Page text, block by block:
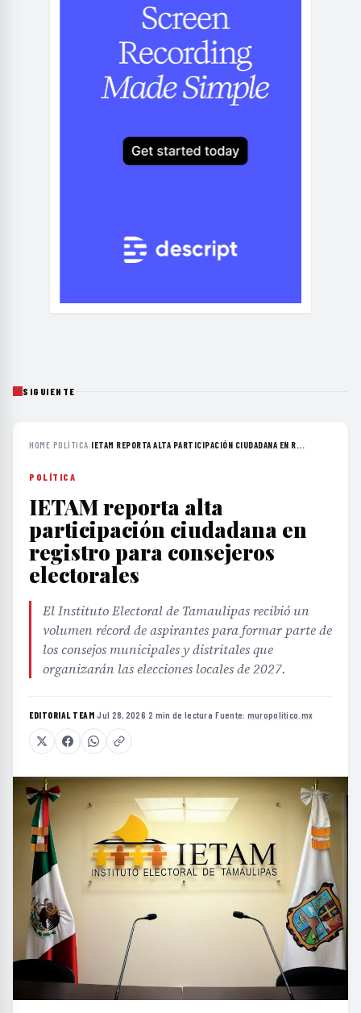
SIGUIENTE
HOME›POLÍTICA›IETAM REPORTA ALTA PARTICIPACIÓN CIUDADANA EN R...
POLÍTICA
IETAM reporta alta
participación ciudadana en
registro para consejeros
electorales
El Instituto Electoral de Tamaulipas recibió un
volumen récord de aspirantes para formar parte de
los consejos municipales y distritales que
organizarán las elecciones locales de 2027.
EDITORIAL TEAM·Jul 28, 2026·2 min de lectura·Fuente: muropolitico.mx